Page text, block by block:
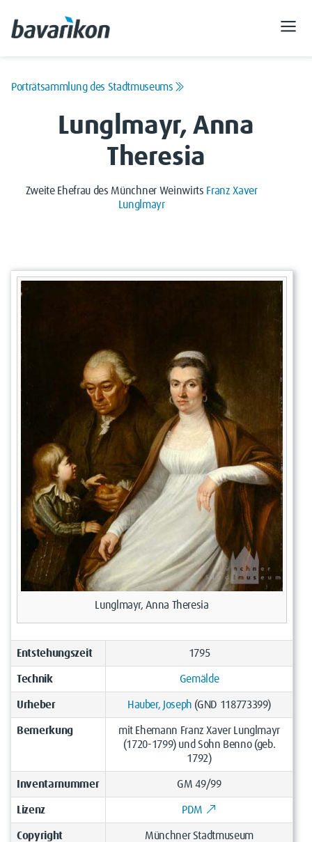
Porträtsammlung des Stadtmuseums
Lunglmayr, Anna
Theresia
Zweite Ehefrau des Münchner Weinwirts Franz Xaver
Lunglmayr
Lunglmayr, Anna Theresia
Entstehungszeit 1795
Technik Gemälde
Urheber Hauber, Joseph (GND 118773399)
Bemerkung
mit Ehemann Franz Xaver Lunglmayr
(1720-1799) und Sohn Benno (geb.
1792)
Inventarnummer GM 49/99
Lizenz PDM
Copyright Münchner Stadtmuseum